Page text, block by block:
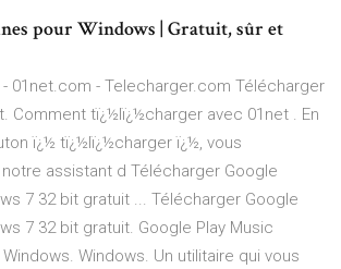
pour Windows | Gratuit, sûr et
01net.com - Telecharger.com Télécharger
Comment tï¿½lï¿½charger avec 01net . En
ï¿½ tï¿½lï¿½charger ï¿½, vous
assistant d Télécharger Google
7 32 bit gratuit ... Télécharger Google
7 32 bit gratuit. Google Play Music
Windows. Un utilitaire qui vous